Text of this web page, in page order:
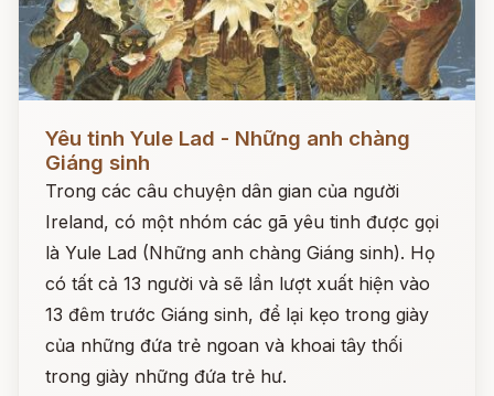
Yêu tinh Yule Lad - Những anh chàng
Giáng sinh
Trong các câu chuyện dân gian của người
Ireland, có một nhóm các gã yêu tinh được gọi
là Yule Lad (Những anh chàng Giáng sinh). Họ
có tất cả 13 người và sẽ lần lượt xuất hiện vào
13 đêm trước Giáng sinh, để lại kẹo trong giày
của những đứa trẻ ngoan và khoai tây thối
trong giày những đứa trẻ hư.